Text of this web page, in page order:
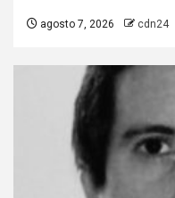
agosto 7, 2026 cdn24